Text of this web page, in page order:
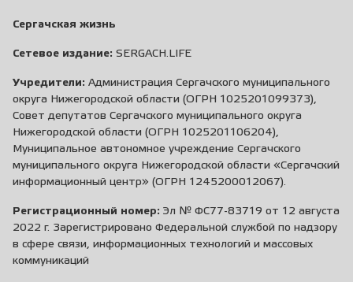
Сергачская жизнь
Сетевое издание: SERGACH.LIFE
Учредители: Администрация Сергачского муниципального
округа Нижегородской области (ОГРН 1025201099373),
Совет депутатов Сергачского муниципального округа
Нижегородской области (ОГРН 1025201106204),
Муниципальное автономное учреждение Сергачского
муниципального округа Нижегородской области «Сергачский
информационный центр» (ОГРН 1245200012067).
Регистрационный номер: Эл № ФС77-83719 от 12 августа
2022 г. Зарегистрировано Федеральной службой по надзору
в сфере связи, информационных технологий и массовых
коммуникаций